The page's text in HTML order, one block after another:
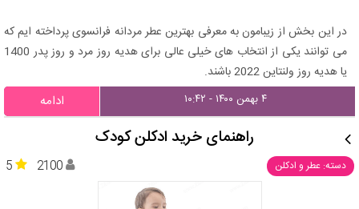
در این بخش از زیبامون به معرفی بهترین عطر مردانه فرانسوی پرداخته ایم که
می توانند یکی از انتخاب های خیلی عالی برای هدیه روز مرد و روز پدر 1400
یا هدیه روز ولنتاین 2022 باشند.
۴ بهمن ۱۴۰۰ - ۱۰:۴۲ ادامه
راهنمای خرید ادکلن کودک
دسته: عطر و ادکلن 5 2100